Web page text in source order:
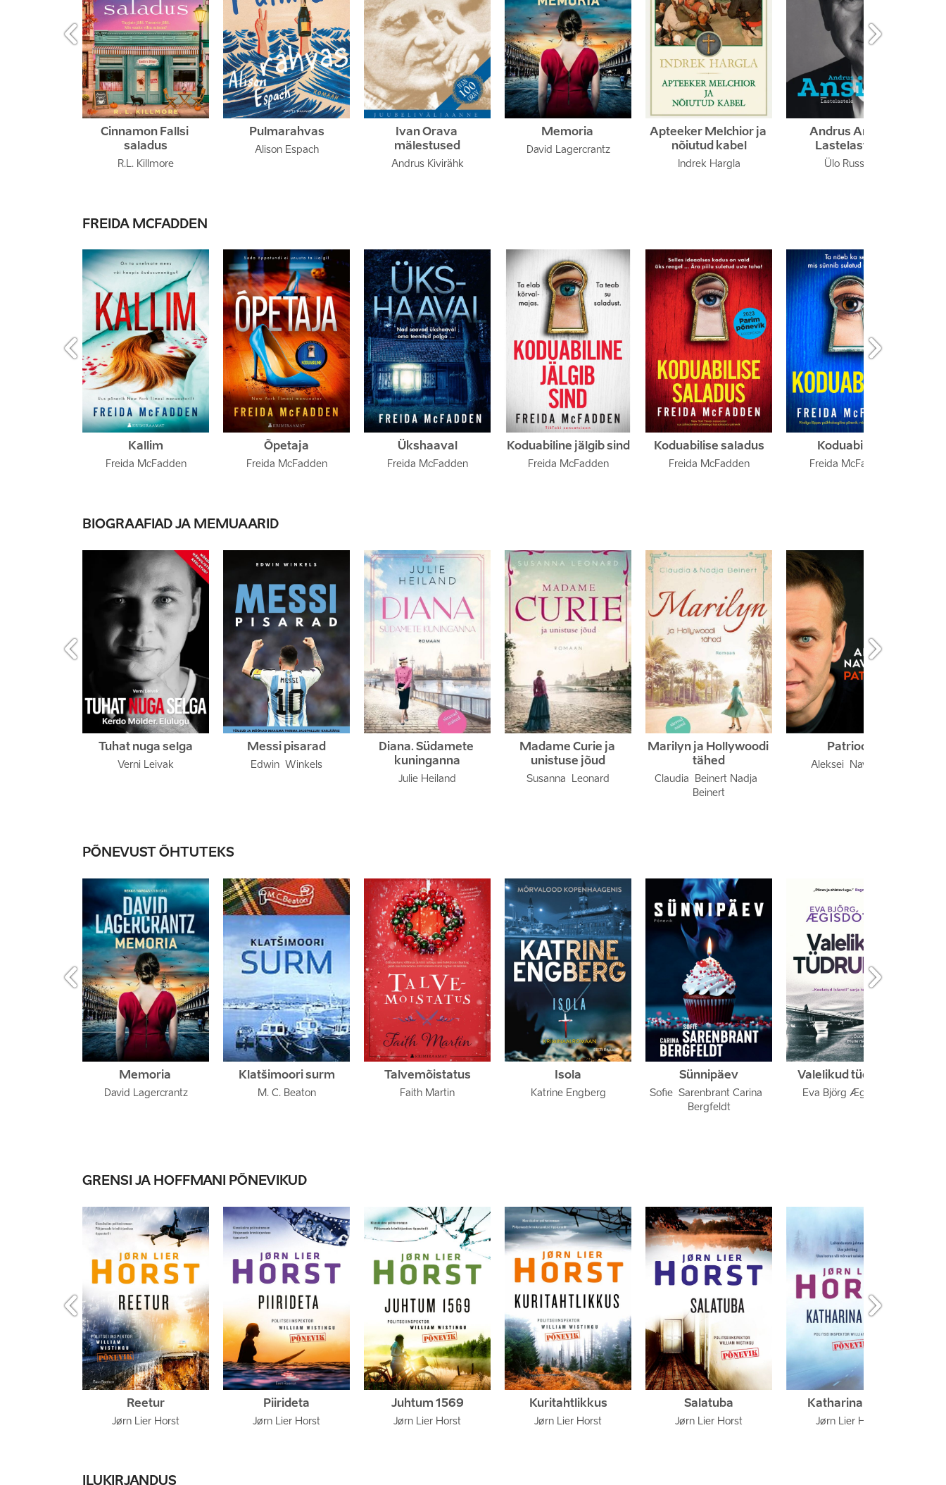
Cinnamon Fallsi
saladus
R.L. Killmore
Pulmarahvas
Alison Espach
Ivan Orava
mälestused
Andrus Kivirähk
Memoria
David Lagercrantz
Apteeker Melchior ja
nõiutud kabel
Indrek Hargla
Andrus Ansip.
Lastelastele
Ülo Russak
 
FREIDA MCFADDEN
Kallim
Freida McFadden
Õpetaja
Freida McFadden
Ükshaaval
Freida McFadden
Koduabiline jälgib sind
Freida McFadden
Koduabilise saladus
Freida McFadden
Koduabiline
Freida McFadden
 
BIOGRAAFIAD JA MEMUAARID
Tuhat nuga selga
Verni Leivak
Messi pisarad
Edwin  Winkels
Diana. Südamete
kuninganna
Julie Heiland
Madame Curie ja
unistuse jõud
Susanna  Leonard
Marilyn ja Hollywoodi
tähed
Claudia  Beinert Nadja
Beinert
Patrioot
Aleksei  Navalnõi
 
PÕNEVUST ÕHTUTEKS
Memoria
David Lagercrantz
Klatšimoori surm
M. C. Beaton
Talvemõistatus
Faith Martin
Isola
Katrine Engberg
Sünnipäev
Sofie  Sarenbrant Carina
Bergfeldt
Valelikud tüdrukud
Eva Björg Ægisdóttir
 
GRENSI JA HOFFMANI PÕNEVIKUD
Reetur
Jørn Lier Horst
Piirideta
Jørn Lier Horst
Juhtum 1569
Jørn Lier Horst
Kuritahtlikkus
Jørn Lier Horst
Salatuba
Jørn Lier Horst
Katharina kood
Jørn Lier Horst
 
ILUKIRJANDUS